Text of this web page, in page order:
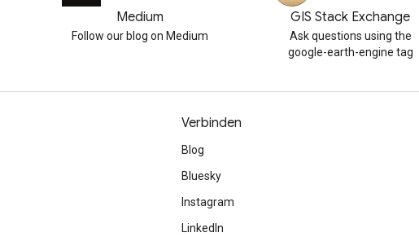
Medium
Follow our blog on Medium
GIS Stack Exchange
Ask questions using the
google-earth-engine tag
Verbinden
Blog
Bluesky
Instagram
LinkedIn